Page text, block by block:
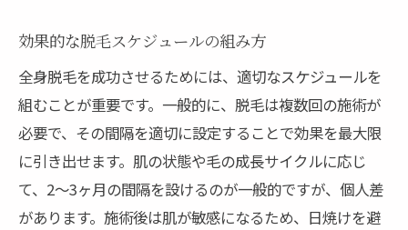
効果的な脱毛スケジュールの組み方
全身脱毛を成功させるためには、適切なスケジュールを
組むことが重要です。一般的に、脱毛は複数回の施術が
必要で、その間隔を適切に設定することで効果を最大限
に引き出せます。肌の状態や毛の成長サイクルに応じ
て、2〜3ヶ月の間隔を設けるのが一般的ですが、個人差
があります。施術後は肌が敏感になるため、日焼けを避